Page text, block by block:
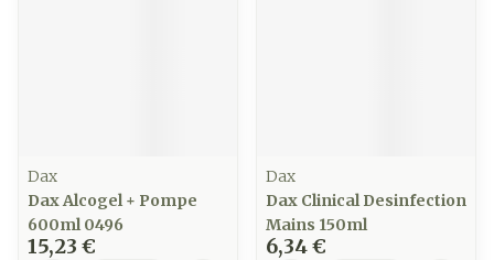
Dax
Dax Alcogel + Pompe
600ml 0496
15,23 €
Dax
Dax Clinical Desinfection
Mains 150ml
6,34 €